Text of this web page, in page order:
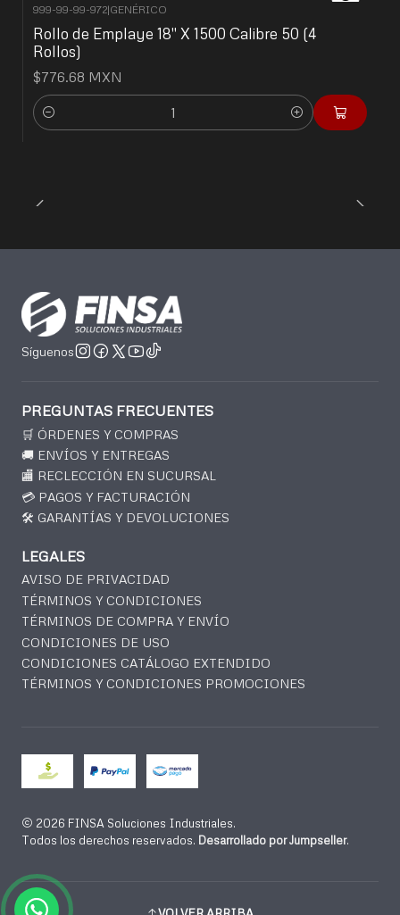
999-99-99-972|GENÉRICO
Rollo de Emplaye 18'' X 1500 Calibre 50 (4
Rollos)
$776.68 MXN
Cantidad
Síguenos
PREGUNTAS FRECUENTES
🛒 ÓRDENES Y COMPRAS
🚚 ENVÍOS Y ENTREGAS
🏬 RECLECCIÓN EN SUCURSAL
💳 PAGOS Y FACTURACIÓN
🛠️ GARANTÍAS Y DEVOLUCIONES
LEGALES
AVISO DE PRIVACIDAD
TÉRMINOS Y CONDICIONES
TÉRMINOS DE COMPRA Y ENVÍO
CONDICIONES DE USO
CONDICIONES CATÁLOGO EXTENDIDO
TÉRMINOS Y CONDICIONES PROMOCIONES
2026 FINSA Soluciones Industriales.
Todos los derechos reservados. Desarrollado por Jumpseller.